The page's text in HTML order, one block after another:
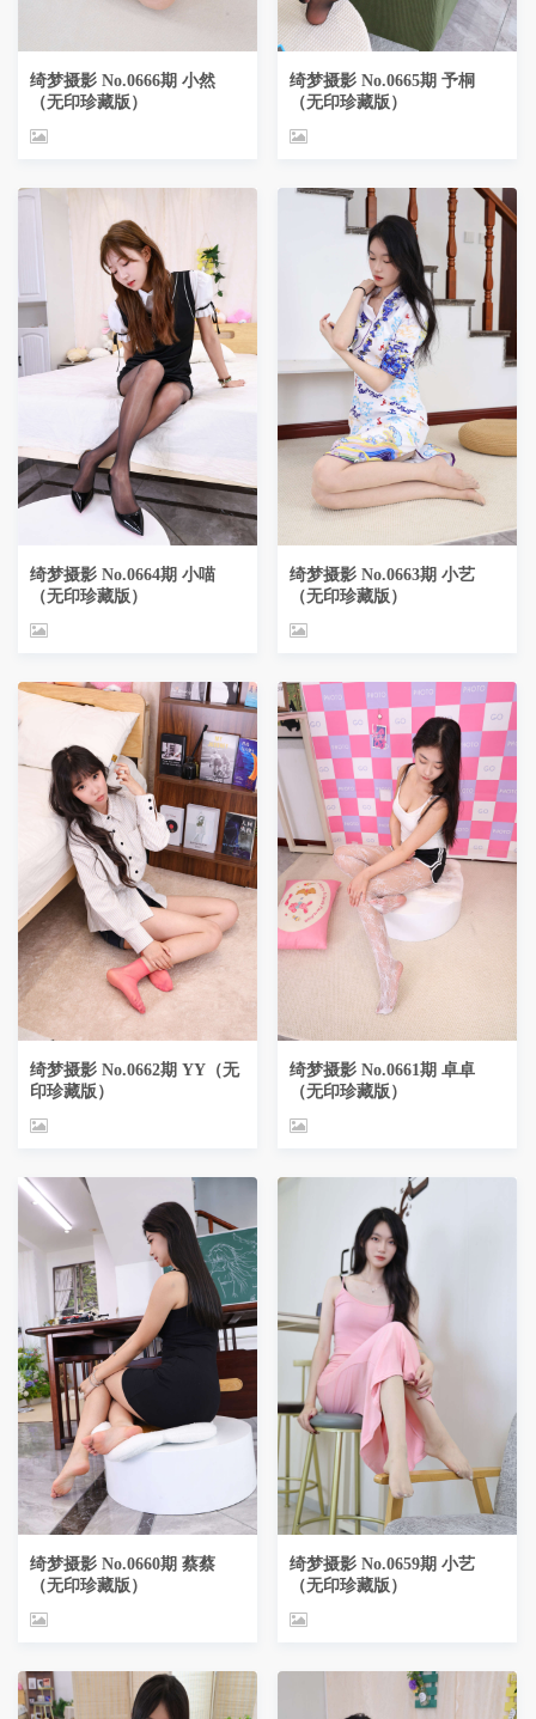
绮梦摄影 No.0666期 小然
（无印珍藏版）
绮梦摄影 No.0664期 小喵
（无印珍藏版）
绮梦摄影 No.0662期 YY（无
印珍藏版）
绮梦摄影 No.0660期 蔡蔡
（无印珍藏版）
绮梦摄影 No.0665期 予桐
（无印珍藏版）
绮梦摄影 No.0663期 小艺
（无印珍藏版）
绮梦摄影 No.0661期 卓卓
（无印珍藏版）
绮梦摄影 No.0659期 小艺
（无印珍藏版）